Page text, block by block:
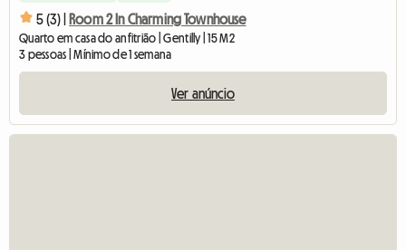
5 (3) | Room 2 In Charming Townhouse
Quarto em casa do anfitrião | Gentilly | 15 M2
3 pessoas | Mínimo de 1 semana
Ver anúncio